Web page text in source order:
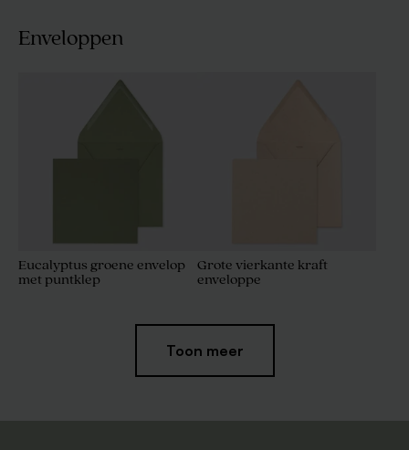
Enveloppen
Eucalyptus groene envelop
met puntklep
Grote vierkante kraft
enveloppe
Toon meer